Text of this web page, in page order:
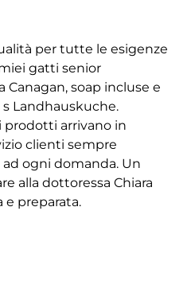
per tutte le esigenze
gatti senior
Canagan, soap incluse e
Landhauskuche.
prodotti arrivano in
clienti sempre
ogni domanda. Un
alla dottoressa Chiara
e preparata.